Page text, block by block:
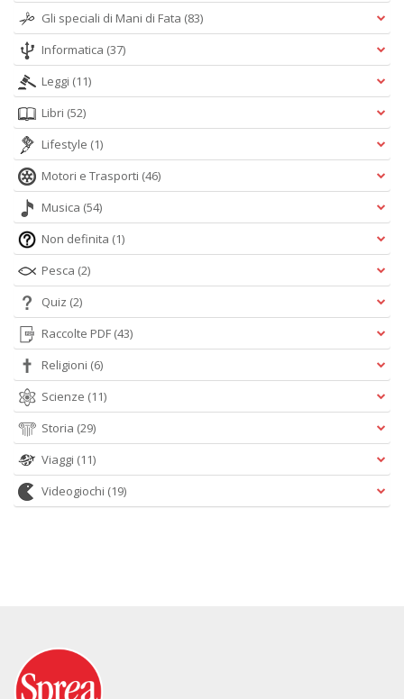
Gli speciali di Mani di Fata (83)
Informatica (37)
Leggi (11)
Libri (52)
Lifestyle (1)
Motori e Trasporti (46)
Musica (54)
Non definita (1)
Pesca (2)
Quiz (2)
Raccolte PDF (43)
Religioni (6)
Scienze (11)
Storia (29)
Viaggi (11)
Videogiochi (19)